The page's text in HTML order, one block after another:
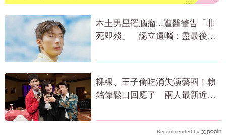
本土男星罹腦瘤...遭醫警告「非
死即殘」 認立遺囑：盡最後心
粿粿、王子偷吃消失演藝圈！賴
銘偉鬆口回應了 兩人最新近況
Recommended by